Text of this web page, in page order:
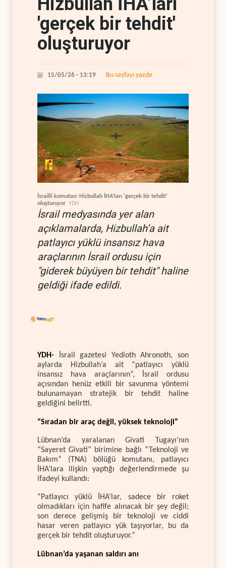
'gerçek bir tehdit'
oluşturuyor
15/05/26 - 13:19 Bu sayfayı yazdır
İsrailli komutan: Hizbullah İHA’ları 'gerçek bir tehdit'
oluşturuyor YDH
İsrail medyasında yer alan
açıklamalarda, Hizbullah’a ait
patlayıcı yüklü insansız hava
araçlarının İsrail ordusu için
"giderek büyüyen bir tehdit" haline
geldiği ifade edildi.
YDH- İsrail gazetesi Yedioth Ahronoth, son
aylarda Hizbullah’a ait “patlayıcı yüklü
insansız hava araçlarının”, İsrail ordusu
açısından henüz etkili bir savunma yöntemi
bulunamayan stratejik bir tehdit haline
geldiğini belirtti.
“Sıradan bir araç değil, yüksek teknoloji”
Lübnan’da yaralanan Givati Tugayı’nın
“Sayeret Givati” birimine bağlı “Teknoloji ve
Bakım” (TNA) bölüğü komutanı, patlayıcı
İHA’lara ilişkin yaptığı değerlendirmede şu
ifadeyi kullandı:
“Patlayıcı yüklü İHA’lar, sadece bir roket
olmadıkları için hafife alınacak bir şey değil;
son derece gelişmiş bir teknoloji ve ciddi
hasar veren patlayıcı yük taşıyorlar, bu da
gerçek bir tehdit oluşturuyor.”
Lübnan’da yaşanan saldırı anı